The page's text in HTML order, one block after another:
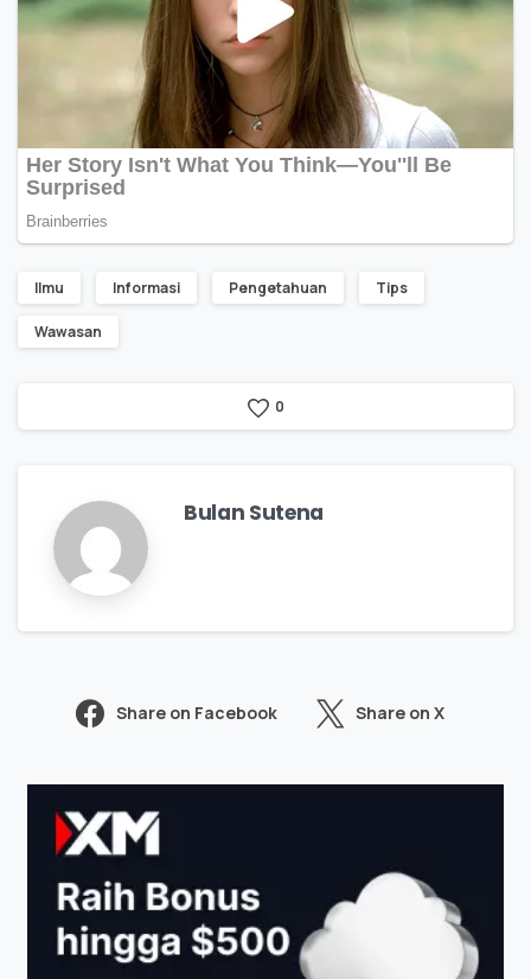
Ilmu Informasi Pengetahuan Tips
Wawasan
0
Bulan Sutena
Share on Facebook Share on X